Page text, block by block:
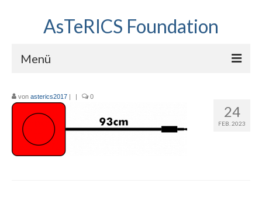
AsTeRICS Foundation
Menü
Workshops
Über uns
24
FEB. 2023
von asterics2017 | | 0